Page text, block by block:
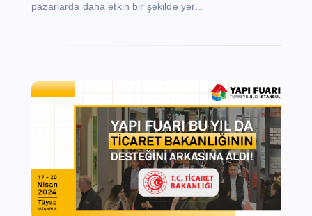
pazarlarda daha etkin bir şekilde yer…